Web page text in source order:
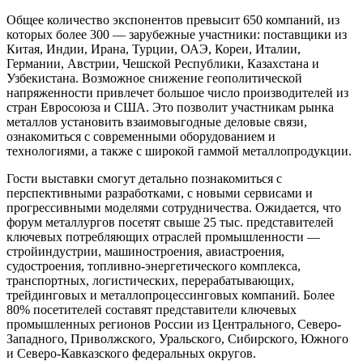
Общее количество экспонентов превысит 650 компаний, из
которых более 300 — зарубежные участники: поставщики из
Китая, Индии, Ирана, Турции, ОАЭ, Кореи, Италии,
Германии, Австрии, Чешской Республики, Казахстана и
Узбекистана. Возможное снижение геополитической
напряженности привлечет большое число производителей из
стран Евросоюза и США. Это позволит участникам рынка
металлов установить взаимовыгодные деловые связи,
ознакомиться с современными оборудованием и
технологиями, а также с широкой гаммой металлопродукции.
Гости выставки смогут детально познакомиться с
перспективными разработками, с новыми сервисами и
прогрессивными моделями сотрудничества. Ожидается, что
форум металлургов посетят свыше 25 тыс. представителей
ключевых потребляющих отраслей промышленности —
стройиндустрии, машиностроения, авиастроения,
судостроения, топливно-энергетического комплекса,
транспортных, логистических, перерабатывающих,
трейдинговых и металлопроцессинговых компаний. Более
80% посетителей составят представители ключевых
промышленных регионов России из Центрального, Северо-
Западного, Приволжского, Уральского, Сибирского, Южного
и Северо-Кавказского федеральных округов.